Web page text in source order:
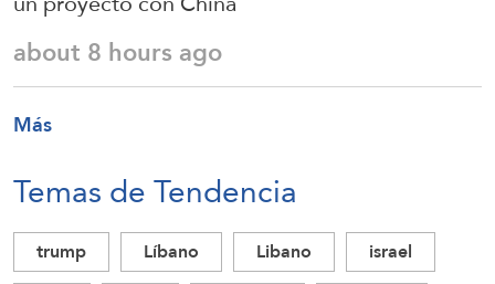
about 8 hours ago
Más
Temas de Tendencia
trump Líbano Libano
israel